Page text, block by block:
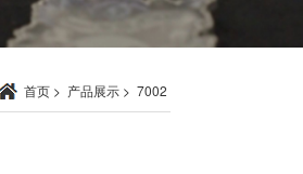
首页 > 产品展示 > 7002